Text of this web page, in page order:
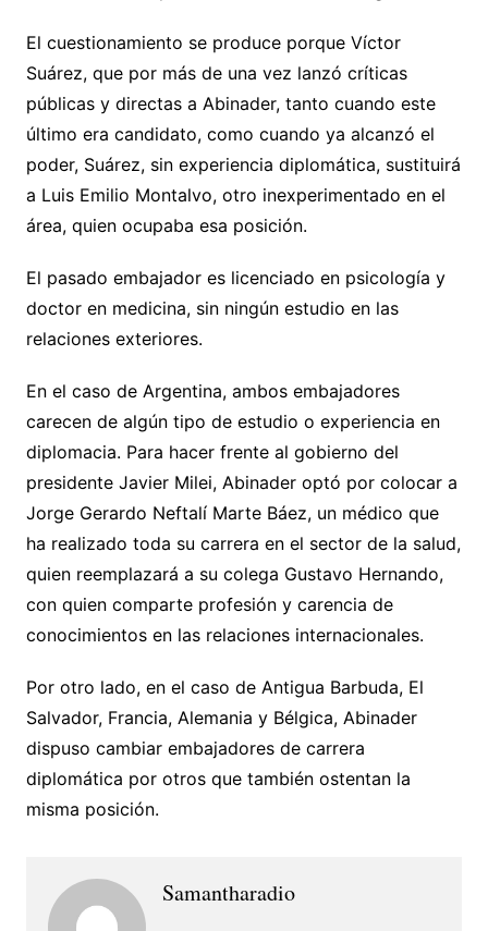
El cuestionamiento se produce porque Víctor
Suárez, que por más de una vez lanzó críticas
públicas y directas a Abinader, tanto cuando este
último era candidato, como cuando ya alcanzó el
poder, Suárez, sin experiencia diplomática, sustituirá
a Luis Emilio Montalvo, otro inexperimentado en el
área, quien ocupaba esa posición.
El pasado embajador es licenciado en psicología y
doctor en medicina, sin ningún estudio en las
relaciones exteriores.
En el caso de Argentina, ambos embajadores
carecen de algún tipo de estudio o experiencia en
diplomacia. Para hacer frente al gobierno del
presidente Javier Milei, Abinader optó por colocar a
Jorge Gerardo Neftalí Marte Báez, un médico que
ha realizado toda su carrera en el sector de la salud,
quien reemplazará a su colega Gustavo Hernando,
con quien comparte profesión y carencia de
conocimientos en las relaciones internacionales.
Por otro lado, en el caso de Antigua Barbuda, El
Salvador, Francia, Alemania y Bélgica, Abinader
dispuso cambiar embajadores de carrera
diplomática por otros que también ostentan la
misma posición.
Samantharadio